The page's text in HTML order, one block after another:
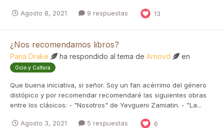
Agosto 8, 2021 9 respuestas 13
¿Nos recomendamos libros?
Pana Drake ha respondido al tema de Arnovd en
Ocio y Cultura
Que buena iniciativa, si señor. Soy un fan acérrimo del género
distópico y por recomendar recomendaré las siguientes obras
entre los clásicos: - "Nosotros" de Yevgueni Zamiatin. - "La...
Agosto 3, 2021 5 respuestas 6